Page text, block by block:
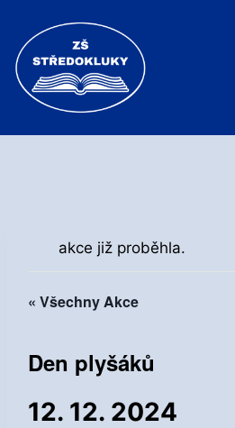
obsah
akce již proběhla.
« Všechny Akce
Den plyšáků
12. 12. 2024